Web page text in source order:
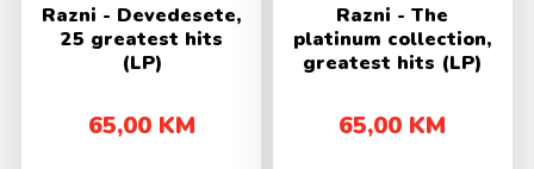
Razni - Devedesete,
25 greatest hits
(LP)
65,00 KM
Razni - The
platinum collection,
greatest hits (LP)
65,00 KM